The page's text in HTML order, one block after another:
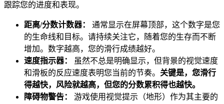
跟踪您的进度和表现。
距离/分数计数器：
通常显示在屏幕顶部，这个数字是您
的生命线和目标。请持续关注它，随着您的生存而不断
增加。数字越高，您的滑行成绩越好。
速度指示器：
虽然不总是明确显示，但背景的视觉速度
和滑板的反应速度表明您当前的节奏。 关键是，您滑行
得越快，风险就越高，但您的分数累积得也越快。
障碍物警告：
游戏使用视觉提示（地形）作为其主要的